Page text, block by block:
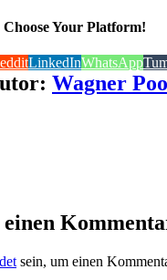
Your Platform!
LinkedInWhatsApp
Wagner
sein, um einen